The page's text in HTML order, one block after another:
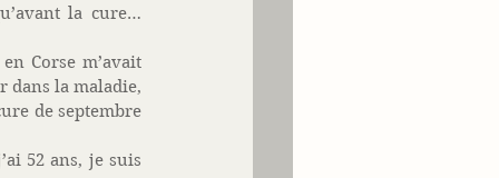
la cure…
Corse m’avait
dans la maladie,
de septembre
52 ans, je suis